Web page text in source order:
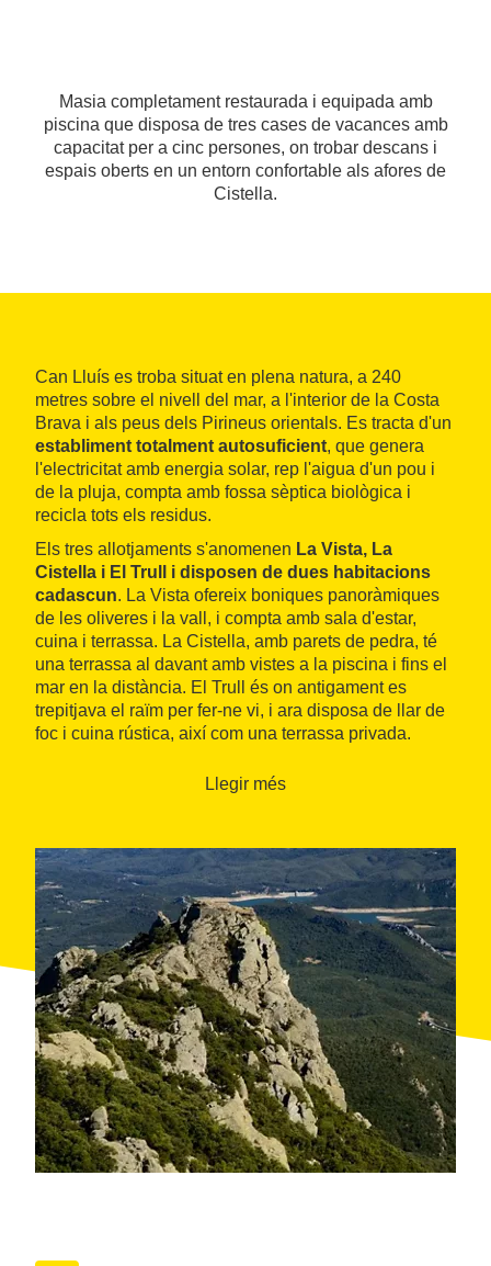
Masia completament restaurada i equipada amb
piscina que disposa de tres cases de vacances amb
capacitat per a cinc persones, on trobar descans i
espais oberts en un entorn confortable als afores de
Cistella.
Can Lluís es troba situat en plena natura, a 240
metres sobre el nivell del mar, a l'interior de la Costa
Brava i als peus dels Pirineus orientals. Es tracta d'un
establiment totalment autosuficient, que genera
l'electricitat amb energia solar, rep l'aigua d'un pou i
de la pluja, compta amb fossa sèptica biològica i
recicla tots els residus.
Els tres allotjaments s'anomenen La Vista, La
Cistella i El Trull i disposen de dues habitacions
cadascun. La Vista ofereix boniques panoràmiques
de les oliveres i la vall, i compta amb sala d'estar,
cuina i terrassa. La Cistella, amb parets de pedra, té
una terrassa al davant amb vistes a la piscina i fins el
mar en la distància. El Trull és on antigament es
trepitjava el raïm per fer-ne vi, i ara disposa de llar de
foc i cuina rústica, així com una terrassa privada.
Llegir més